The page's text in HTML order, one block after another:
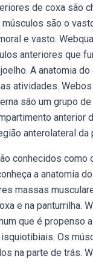
de coxa são
são o
e vasto.
anteriores que
A anatomia do
atividades.
são um grupo
anterior
anterolateral da
conhecidos como
a anatomia
massas
e na panturrilha.
que é propenso
Os
na parte de trás.